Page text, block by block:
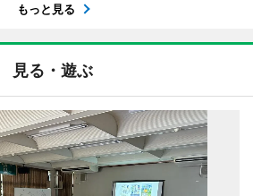
もっと見る
見る・遊ぶ